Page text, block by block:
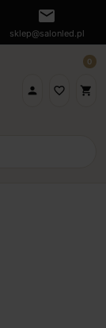
mail
sklep@salonled.pl
 favorite_border shopping_cart
0